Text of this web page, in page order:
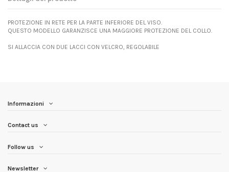
PROTEZIONE IN RETE PER LA PARTE INFERIORE DEL VISO.
QUESTO MODELLO GARANZISCE UNA MAGGIORE PROTEZIONE DEL COLLO.
SI ALLACCIA CON DUE LACCI CON VELCRO, REGOLABILE
Informazioni
Contact us
Follow us
Newsletter